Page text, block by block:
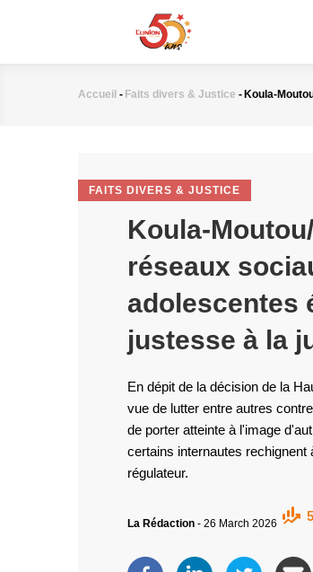
Fil
Accueil - Faits divers & Justice - Koula-
FAITS DIVERS & JUSTICE
Koula-
réseaux
adolescentes
justesse à la
En dépit de la décision de la
vue de lutter entre autres
de porter atteinte à l'image
certains internautes
régulateur.
La Rédaction - 26 March 2026